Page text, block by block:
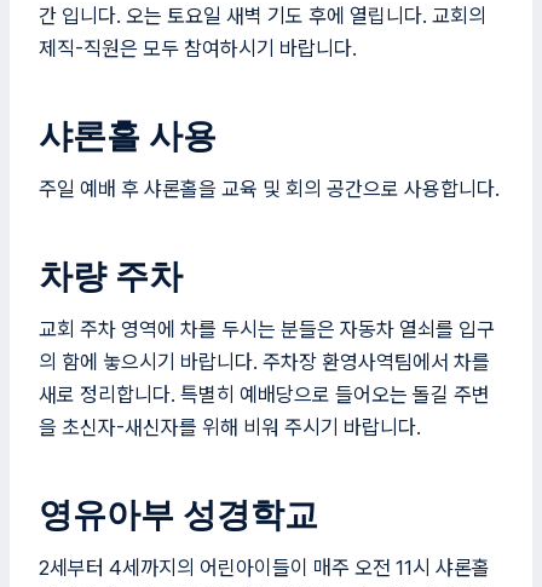
간 입니다. 오는 토요일 새벽 기도 후에 열립니다. 교회의
제직-직원은 모두 참여하시기 바랍니다.
샤론홀 사용
주일 예배 후 샤론홀을 교육 및 회의 공간으로 사용합니다.
차량 주차
교회 주차 영역에 차를 두시는 분들은 자동차 열쇠를 입구
의 함에 놓으시기 바랍니다. 주차장 환영사역팀에서 차를
새로 정리합니다. 특별히 예배당으로 들어오는 돌길 주변
을 초신자-새신자를 위해 비워 주시기 바랍니다.
영유아부 성경학교
2세부터 4세까지의 어린아이들이 매주 오전 11시 샤론홀